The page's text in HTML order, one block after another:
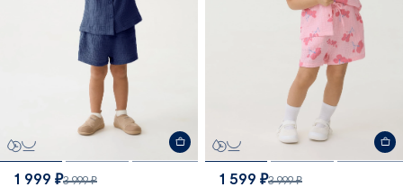
1 999 ₽3 999 ₽
1 599 ₽3 999 ₽